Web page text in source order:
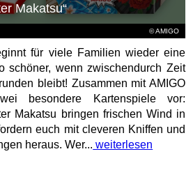
© AMIGO
Makatsu“
für viele Familien wieder eine
schöner, wenn zwischendurch Zeit
bleibt! Zusammen mit AMIGO
besondere Kartenspiele vor:
Makatsu bringen frischen Wind in
euch mit cleveren Kniffen und
heraus. Wer... weiterlesen